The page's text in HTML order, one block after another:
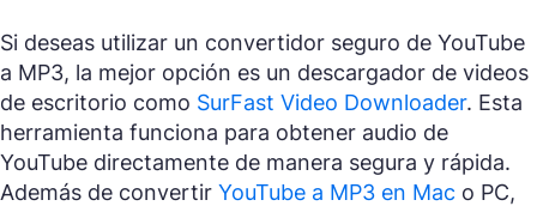
Si deseas utilizar un convertidor seguro de YouTube
a MP3, la mejor opción es un descargador de videos
de escritorio como SurFast Video Downloader. Esta
herramienta funciona para obtener audio de
YouTube directamente de manera segura y rápida.
Además de convertir YouTube a MP3 en Mac o PC,